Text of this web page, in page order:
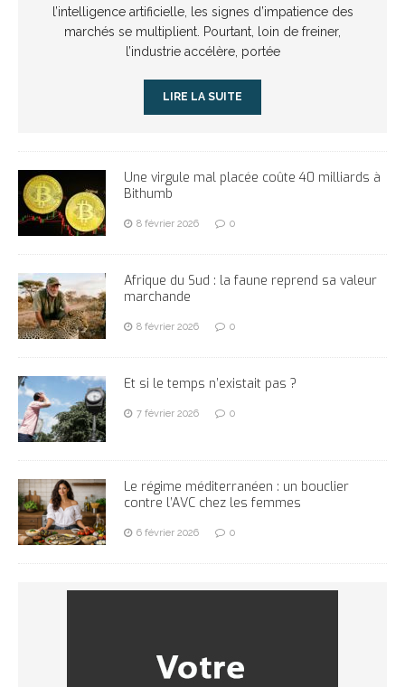
l’intelligence artificielle, les signes d’impatience des
marchés se multiplient. Pourtant, loin de freiner,
l’industrie accélère, portée
LIRE LA SUITE
Une virgule mal placée coûte 40 milliards à
Bithumb
8 février 2026 0
Afrique du Sud : la faune reprend sa valeur
marchande
8 février 2026 0
Et si le temps n’existait pas ?
7 février 2026 0
Le régime méditerranéen : un bouclier
contre l’AVC chez les femmes
6 février 2026 0